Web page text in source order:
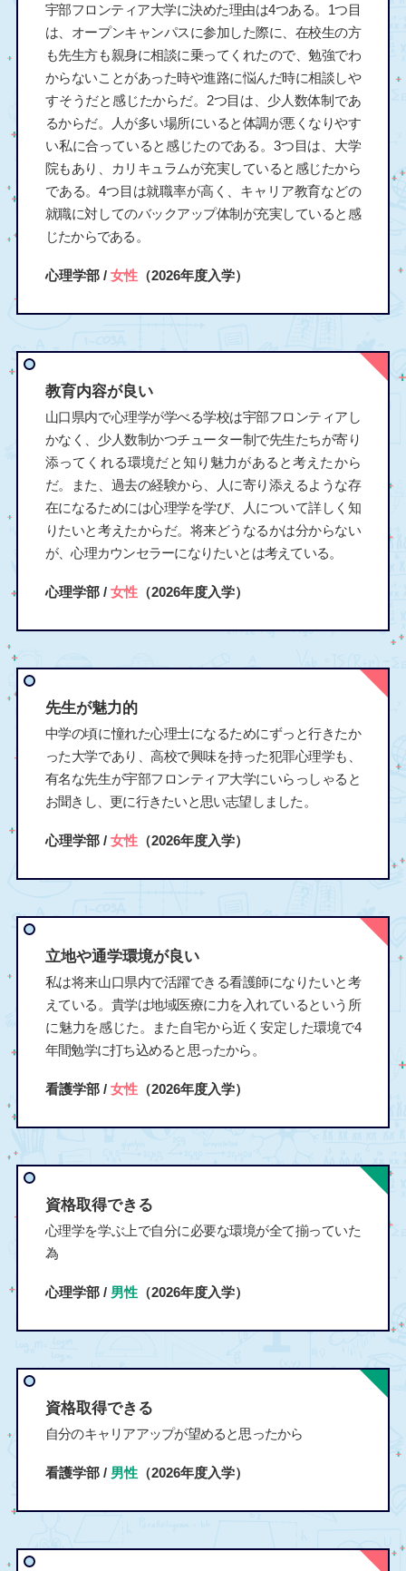
宇部フロンティア大学に決めた理由は4つある。1つ目
は、オープンキャンパスに参加した際に、在校生の方
も先生方も親身に相談に乗ってくれたので、勉強でわ
からないことがあった時や進路に悩んだ時に相談しや
すそうだと感じたからだ。2つ目は、少人数体制であ
るからだ。人が多い場所にいると体調が悪くなりやす
い私に合っていると感じたのである。3つ目は、大学
院もあり、カリキュラムが充実していると感じたから
である。4つ目は就職率が高く、キャリア教育などの
就職に対してのバックアップ体制が充実していると感
じたからである。
心理学部 / 女性（2026年度入学）
教育内容が良い
山口県内で心理学が学べる学校は宇部フロンティアし
かなく、少人数制かつチューター制で先生たちが寄り
添ってくれる環境だと知り魅力があると考えたから
だ。また、過去の経験から、人に寄り添えるような存
在になるためには心理学を学び、人について詳しく知
りたいと考えたからだ。将来どうなるかは分からない
が、心理カウンセラーになりたいとは考えている。
心理学部 / 女性（2026年度入学）
先生が魅力的
中学の頃に憧れた心理士になるためにずっと行きたか
った大学であり、高校で興味を持った犯罪心理学も、
有名な先生が宇部フロンティア大学にいらっしゃると
お聞きし、更に行きたいと思い志望しました。
心理学部 / 女性（2026年度入学）
立地や通学環境が良い
私は将来山口県内で活躍できる看護師になりたいと考
えている。貴学は地域医療に力を入れているという所
に魅力を感じた。また自宅から近く安定した環境で4
年間勉学に打ち込めると思ったから。
看護学部 / 女性（2026年度入学）
資格取得できる
心理学を学ぶ上で自分に必要な環境が全て揃っていた
為
心理学部 / 男性（2026年度入学）
資格取得できる
自分のキャリアアップが望めると思ったから
看護学部 / 男性（2026年度入学）